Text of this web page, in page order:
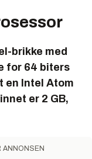
brikke med
for 64 biters
en Intel Atom
er 2 GB,
ANNONSEN